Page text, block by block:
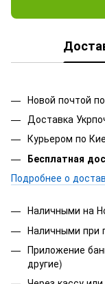
Новой почтой
Доставка
Курьером по
Бесплатная
Подробнее о
Наличными на
Наличными при
Приложение
другие)